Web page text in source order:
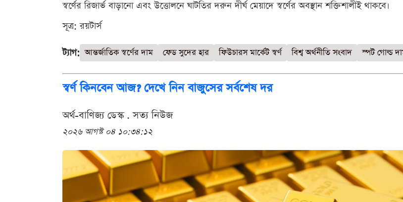
স্বর্ণের রিজার্ভ বাড়ানো এবং উত্তোলনে ঘাটতির দরুন দীর্ঘ মেয়াদে স্বর্ণের অবস্থান শক্তিশালীই থাকবে।
সূত্র: রয়টার্স
ট্যাগ: আন্তর্জাতিক স্বর্ণের দাম ফেড সুদের হার ফিউচারস মার্কেট স্বর্ণ বিশ্ব অর্থনীতি সংবাদ স্পট গোল্ড
স্বর্ণ কিনবেন আজ? দেখে নিন বাজুসের সর্বশেষ দর
অর্থ-বাণিজ্য ডেস্ক . সত্য নিউজ
২০২৬ আগস্ট ০৪ ১০:৩৪:১২